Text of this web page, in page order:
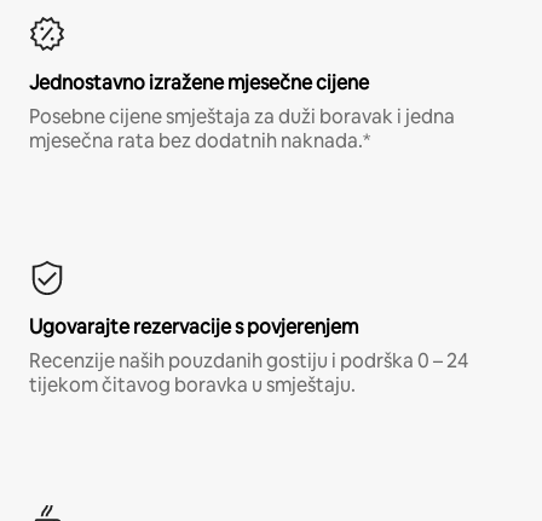
Jednostavno izražene mjesečne cijene
Posebne cijene smještaja za duži boravak i jedna
mjesečna rata bez dodatnih naknada.*
Ugovarajte rezervacije s povjerenjem
Recenzije naših pouzdanih gostiju i podrška 0 – 24
tijekom čitavog boravka u smještaju.